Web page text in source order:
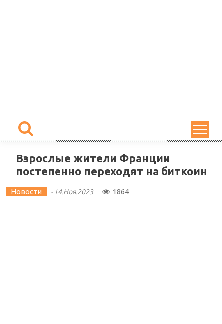
Взрослые жители Франции
постепенно переходят на биткоин
Новости - 14.Ноя.2023 1864